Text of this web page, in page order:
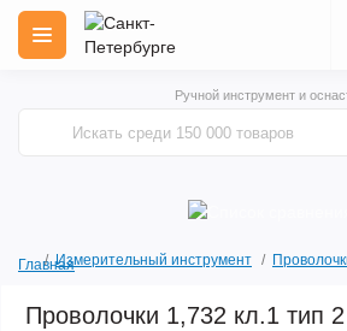
Ручной инструмент и
ГлавнаяИзмерительный инструмент
Проволочки 1,732 кл.1 тип